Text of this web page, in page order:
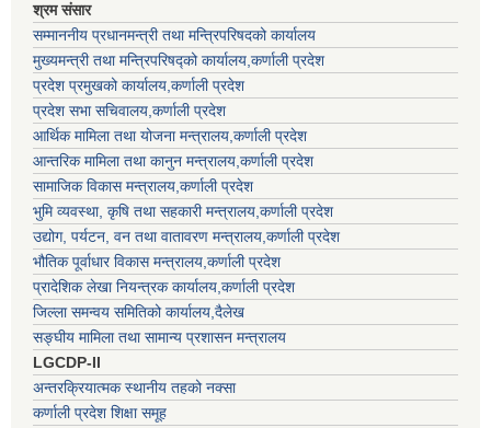
श्रम संसार
सम्माननीय प्रधानमन्त्री तथा मन्त्रिपरिषद‌को कार्यालय
मुख्यमन्त्री तथा मन्त्रिपरिषद्को कार्यालय,कर्णाली प्रदेश
प्रदेश प्रमुखको कार्यालय,कर्णाली प्रदेश
प्रदेश सभा सचिवालय,कर्णाली प्रदेश
आर्थिक मामिला तथा योजना मन्त्रालय,कर्णाली प्रदेश
आन्तरिक मामिला तथा कानुन मन्त्रालय,कर्णाली प्रदेश
सामाजिक विकास मन्त्रालय,कर्णाली प्रदेश
भुमि व्यवस्था, कृषि तथा सहकारी मन्त्रालय,कर्णाली प्रदेश
उद्योग, पर्यटन, वन तथा वातावरण मन्त्रालय,कर्णाली प्रदेश
भौतिक पूर्वाधार विकास मन्त्रालय,कर्णाली प्रदेश
प्रादेशिक लेखा नियन्त्रक कार्यालय,कर्णाली प्रदेश
जिल्ला समन्वय समितिको कार्यालय,दैलेख
सङ्घीय मामिला तथा सामान्य प्रशासन मन्त्रालय
LGCDP-II
अन्तरक्रियात्मक स्थानीय तहको नक्सा
कर्णाली प्रदेश शिक्षा समूह